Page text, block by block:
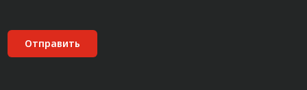
Отправить